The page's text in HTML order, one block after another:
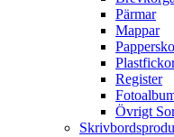
Pärmar
Mappar
Register
Övrigt